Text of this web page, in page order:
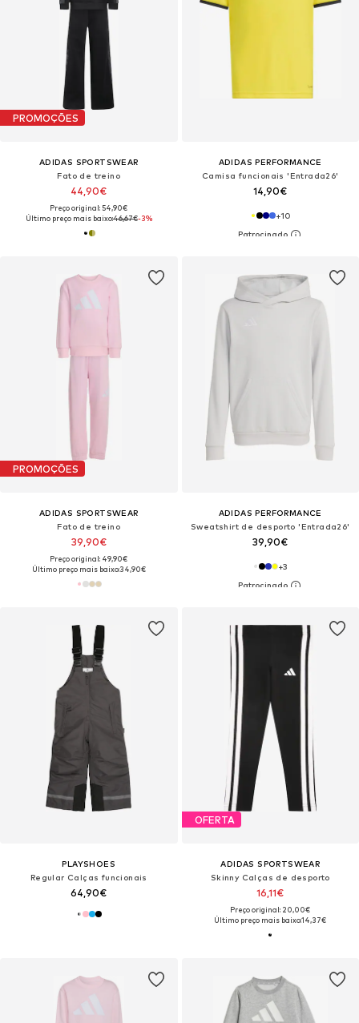
PROMOÇÕES
ADIDAS SPORTSWEAR
Fato de treino
44,90€
Preço original: 54,90€
Último preço mais baixo:46,67€-3%
ADIDAS PERFORMANCE
Camisa funcionais 'Entrada26'
14,90€
+10
PROMOÇÕES
ADIDAS SPORTSWEAR
Fato de treino
39,90€
Preço original: 49,90€
Último preço mais baixo:34,90€
ADIDAS PERFORMANCE
Sweatshirt de desporto 'Entrada26'
39,90€
+3
PLAYSHOES
Regular Calças funcionais
64,90€
OFERTA
ADIDAS SPORTSWEAR
Skinny Calças de desporto
16,11€
Preço original: 20,00€
Último preço mais baixo:14,37€